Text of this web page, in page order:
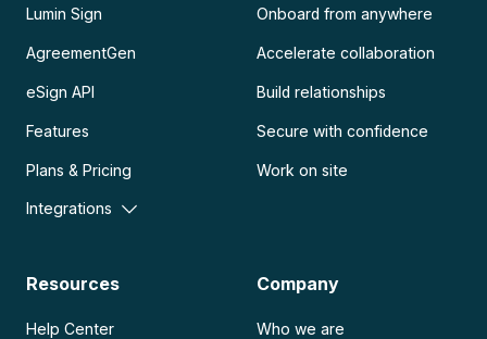
Lumin Sign
AgreementGen
eSign API
Features
Plans & Pricing
Integrations
Onboard from anywhere
Accelerate collaboration
Build relationships
Secure with confidence
Work on site
Resources
Help Center
Company
Who we are